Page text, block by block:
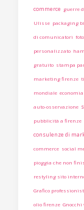
commerce guerre
Ulisse packaging
di comunicatori
personalizzato
gratuito stampa
marketing firenze
mondiale
auto-osservazione
pubblicità a firenze
consulenze di
commerce social
pioggia che non
restyling sito
Grafico
olio firenze Gnocchi